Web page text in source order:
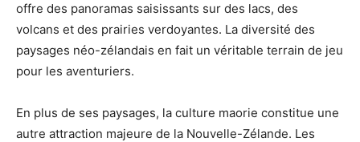
offre des panoramas saisissants sur des lacs, des
volcans et des prairies verdoyantes. La diversité des
paysages néo-zélandais en fait un véritable terrain de jeu
pour les aventuriers.
En plus de ses paysages, la culture maorie constitue une
autre attraction majeure de la Nouvelle-Zélande. Les